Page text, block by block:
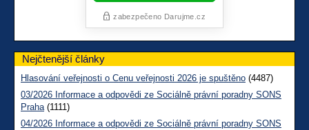
Nejčtenější články
Hlasování veřejnosti o Cenu veřejnosti 2026 je spuštěno (4487)
03/2026 Informace a odpovědi ze Sociálně právní poradny SONS
Praha(1111)
04/2026 Informace a odpovědi ze Sociálně právní poradny SONS